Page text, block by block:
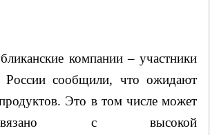
компании–участники
России сообщили, что ожидают
. Это в том числе может
с высокой